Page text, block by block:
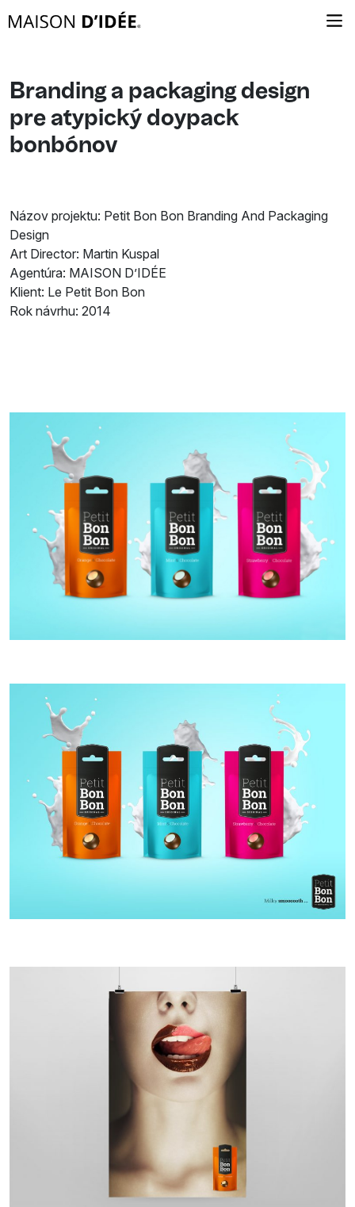
Branding a packaging design
pre atypický doypack
bonbónov
Názov projektu: Petit Bon Bon Branding And Packaging
Design
Art Director: Martin Kuspal
Agentúra: MAISON D’IDÉE
Klient: Le Petit Bon Bon
Rok návrhu: 2014